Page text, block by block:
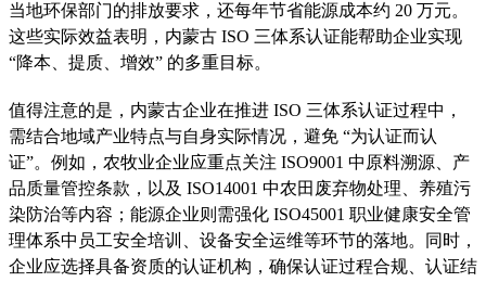
当地环保部门的排放要求，还每年节省能源成本约 20 万元。
这些实际效益表明，内蒙古 ISO 三体系认证能帮助企业实现
“降本、提质、增效” 的多重目标。
值得注意的是，内蒙古企业在推进 ISO 三体系认证过程中，
需结合地域产业特点与自身实际情况，避免 “为认证而认
证”。例如，农牧业企业应重点关注 ISO9001 中原料溯源、产
品质量管控条款，以及 ISO14001 中农田废弃物处理、养殖污
染防治等内容；能源企业则需强化 ISO45001 职业健康安全管
理体系中员工安全培训、设备安全运维等环节的落地。同时，
企业应选择具备资质的认证机构，确保认证过程合规、认证结